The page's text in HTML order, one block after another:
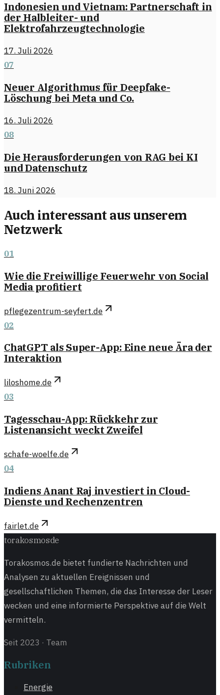
Indonesien und Vietnam: Partnerschaft in
der Halbleiter- und
Elektrofahrzeugtechnologie
17. Juli 2026
07
Neuer Algorithmus für Deepfake-
Löschung bei Meta und Co.
16. Juli 2026
08
Die Herausforderungen von RAG bei KI
und Datenschutz
18. Juni 2026
Auch interessant aus unserem
Netzwerk
01
Wie die Freiwillige Feuerwehr von Social
Media profitiert
pflegezentrum-seyfert.de
02
ChatGPT als Super-App: Eine neue Ära der
Interaktion
liloshome.de
03
Tagesschau-App: Rückkehr zur
Listenansicht weckt Zweifel
schafe-woelfe.de
04
Indiens Anant Raj investiert in Cloud-
Dienste und Rechenzentren
fairlet.de
torakosmosde
Torakosmos.de bietet fundierte Nachrichten und
Analysen zu aktuellen Ereignissen und
gesellschaftlichen Themen, die das Interesse der Leser
wecken und eine informierte Perspektive auf die Welt
vermitteln.
Seit 2023 · Team
Rubriken
Energie